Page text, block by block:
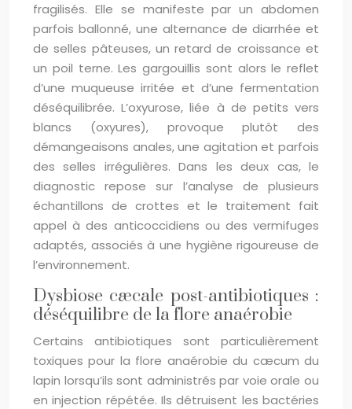
fragilisés. Elle se manifeste par un abdomen
parfois ballonné, une alternance de diarrhée et
de selles pâteuses, un retard de croissance et
un poil terne. Les gargouillis sont alors le reflet
d’une muqueuse irritée et d’une fermentation
déséquilibrée. L’oxyurose, liée à de petits vers
blancs (oxyures), provoque plutôt des
démangeaisons anales, une agitation et parfois
des selles irrégulières. Dans les deux cas, le
diagnostic repose sur l’analyse de plusieurs
échantillons de crottes et le traitement fait
appel à des anticoccidiens ou des vermifuges
adaptés, associés à une hygiène rigoureuse de
l’environnement.
Dysbiose cæcale post-antibiotiques :
déséquilibre de la flore anaérobie
Certains antibiotiques sont particulièrement
toxiques pour la flore anaérobie du cæcum du
lapin lorsqu’ils sont administrés par voie orale ou
en injection répétée. Ils détruisent les bactéries